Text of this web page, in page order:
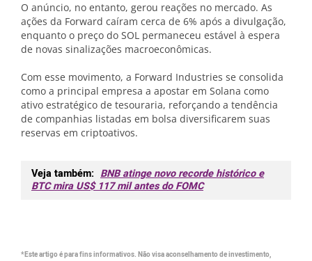
O anúncio, no entanto, gerou reações no mercado. As
ações da Forward caíram cerca de 6% após a divulgação,
enquanto o preço do SOL permaneceu estável à espera
de novas sinalizações macroeconômicas.
Com esse movimento, a Forward Industries se consolida
como a principal empresa a apostar em Solana como
ativo estratégico de tesouraria, reforçando a tendência
de companhias listadas em bolsa diversificarem suas
reservas em criptoativos.
Veja também: BNB atinge novo recorde histórico e
BTC mira US$ 117 mil antes do FOMC
*Este artigo é para fins informativos. Não visa aconselhamento de investimento,